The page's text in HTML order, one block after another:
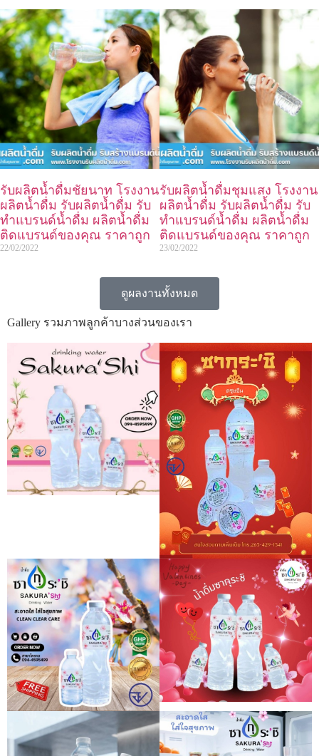
รับผลิตน้ำดื่มชัยนาท โรงงาน
ผลิตน้ำดื่ม รับผลิตน้ำดื่ม รับ
ทำแบรนด์น้ำดื่ม ผลิตน้ำดื่ม
ติดแบรนด์ของคุณ ราคาถูก
22/02/2022
รับผลิตน้ำดื่มชุมแสง โรงงาน
ผลิตน้ำดื่ม รับผลิตน้ำดื่ม รับ
ทำแบรนด์น้ำดื่ม ผลิตน้ำดื่ม
ติดแบรนด์ของคุณ ราคาถูก
23/02/2022
ดูผลงานทั้งหมด
Gallery รวมภาพลูกค้าบางส่วนของเรา